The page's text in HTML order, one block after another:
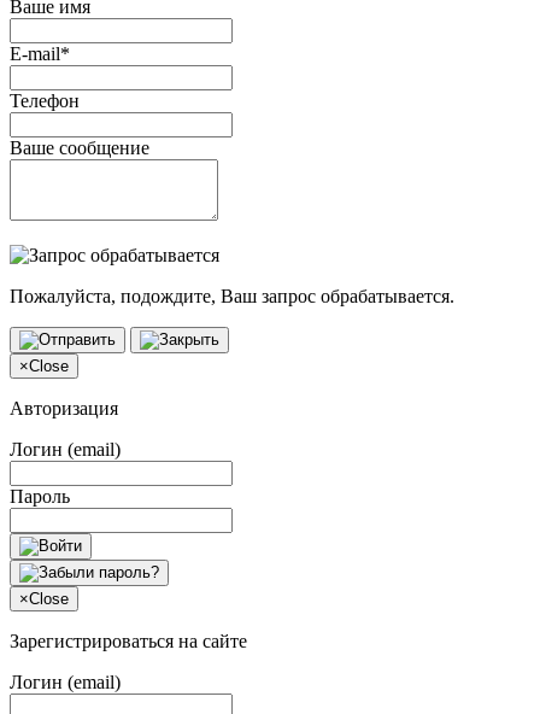
Ваше имя
E-mail*
Телефон
Ваше сообщение
Пожалуйста, подождите, Ваш запрос обрабатывается.
×Close
Авторизация
Логин (email)
Пароль
×Close
Зарегистрироваться на сайте
Логин (email)